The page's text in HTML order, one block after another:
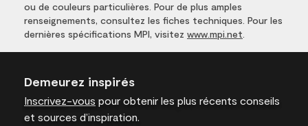
ou de couleurs particulières. Pour de plus amples
renseignements, consultez les fiches techniques. Pour les
dernières spécifications MPI, visitez www.mpi.net
Demeurez inspirés
Inscrivez-vous pour obtenir les plus récents conseils
et sources d’inspiration.